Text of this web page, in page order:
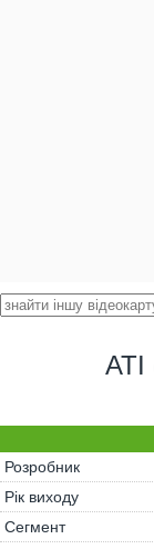
ATI
Розробник
Рік виходу
Сегмент